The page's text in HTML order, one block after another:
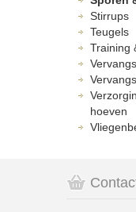
Stirrups
Teugels
Training
hoeven